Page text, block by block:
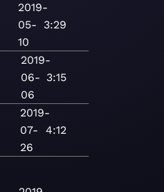
2019-
05-
10
3:29
2019-
06-
06
3:15
2019-
07-
26
4:12